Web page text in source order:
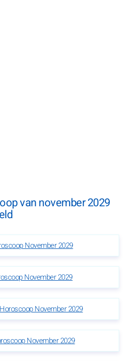
van november 2029
November 2029
November 2029
November 2029
November 2029